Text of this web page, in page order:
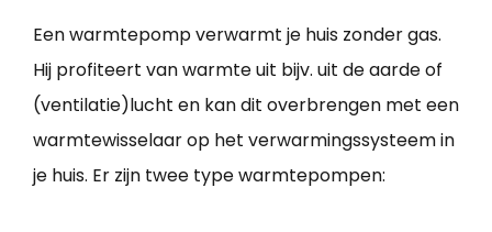
Een warmtepomp verwarmt je huis zonder gas.
Hij profiteert van warmte uit bijv. uit de aarde of
(ventilatie)lucht en kan dit overbrengen met een
warmtewisselaar op het verwarmingssysteem in
je huis. Er zijn twee type warmtepompen: